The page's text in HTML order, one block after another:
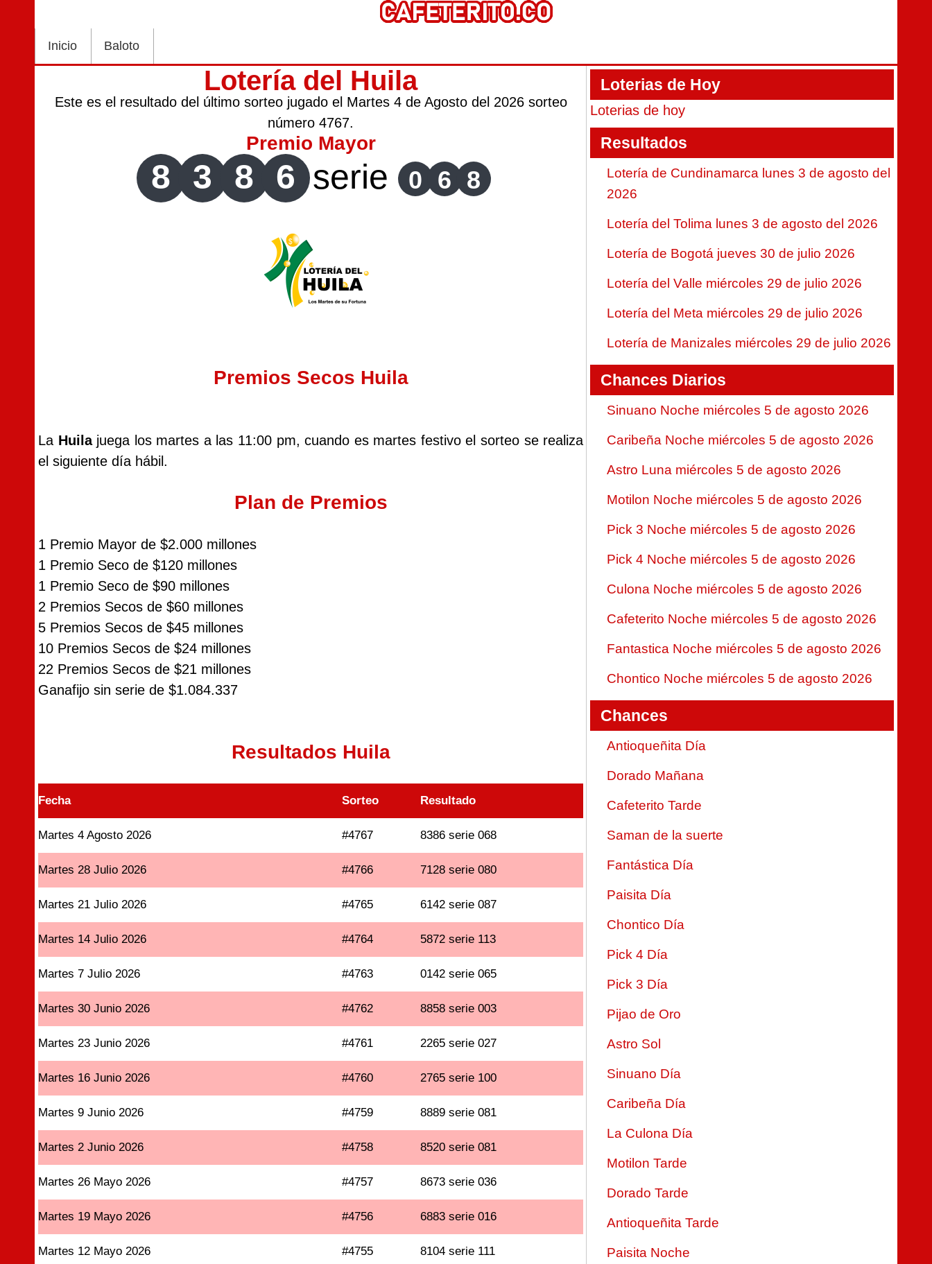
Inicio Baloto
Lotería del Huila
Este es el resultado del último sorteo jugado el Martes 4 de Agosto del 2026 sorteo
número 4767.
Premio Mayor
8 3 8 6 serie 0 6 8
Premios Secos Huila
La Huilajuega los martes a las 11:00 pm, cuando es martes festivo el sorteo se realiza
el siguiente día hábil.
Plan de Premios
1 Premio Mayor de $2.000 millones
1 Premio Seco de $120 millones
1 Premio Seco de $90 millones
2 Premios Secos de $60 millones
5 Premios Secos de $45 millones
10 Premios Secos de $24 millones
22 Premios Secos de $21 millones
Ganafijo sin serie de $1.084.337
Resultados Huila
Fecha Sorteo Resultado
Martes 4 Agosto 2026 #4767 8386 serie 068
Martes 28 Julio 2026 #4766 7128 serie 080
Martes 21 Julio 2026 #4765 6142 serie 087
Martes 14 Julio 2026 #4764 5872 serie 113
Martes 7 Julio 2026 #4763 0142 serie 065
Martes 30 Junio 2026 #4762 8858 serie 003
Martes 23 Junio 2026 #4761 2265 serie 027
Martes 16 Junio 2026 #4760 2765 serie 100
Martes 9 Junio 2026 #4759 8889 serie 081
Martes 2 Junio 2026 #4758 8520 serie 081
Martes 26 Mayo 2026 #4757 8673 serie 036
Martes 19 Mayo 2026 #4756 6883 serie 016
Martes 12 Mayo 2026 #4755 8104 serie 111
Loterias de Hoy
Loterias de hoy
Resultados
Lotería de Cundinamarca lunes 3 de agosto del
2026
Lotería del Tolima lunes 3 de agosto del 2026
Lotería de Bogotá jueves 30 de julio 2026
Lotería del Valle miércoles 29 de julio 2026
Lotería del Meta miércoles 29 de julio 2026
Lotería de Manizales miércoles 29 de julio 2026
Chances Diarios
Sinuano Noche miércoles 5 de agosto 2026
Caribeña Noche miércoles 5 de agosto 2026
Astro Luna miércoles 5 de agosto 2026
Motilon Noche miércoles 5 de agosto 2026
Pick 3 Noche miércoles 5 de agosto 2026
Pick 4 Noche miércoles 5 de agosto 2026
Culona Noche miércoles 5 de agosto 2026
Cafeterito Noche miércoles 5 de agosto 2026
Fantastica Noche miércoles 5 de agosto 2026
Chontico Noche miércoles 5 de agosto 2026
Chances
Antioqueñita Día
Dorado Mañana
Cafeterito Tarde
Saman de la suerte
Fantástica Día
Paisita Día
Chontico Día
Pick 4 Día
Pick 3 Día
Pijao de Oro
Astro Sol
Sinuano Día
Caribeña Día
La Culona Día
Motilon Tarde
Dorado Tarde
Antioqueñita Tarde
Paisita Noche